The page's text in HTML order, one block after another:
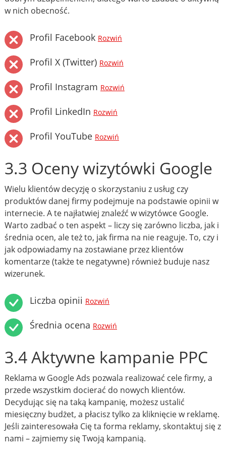
w nich obecność.
Profil Facebook Rozwiń
Profil X (Twitter) Rozwiń
Profil Instagram Rozwiń
Profil LinkedIn Rozwiń
Profil YouTube Rozwiń
3.3 Oceny wizytówki Google
Wielu klientów decyzję o skorzystaniu z usług czy
produktów danej firmy podejmuje na podstawie opinii w
internecie. A te najłatwiej znaleźć w wizytówce Google.
Warto zadbać o ten aspekt – liczy się zarówno liczba, jak i
średnia ocen, ale też to, jak firma na nie reaguje. To, czy i
jak odpowiadamy na zostawiane przez klientów
komentarze (także te negatywne) również buduje nasz
wizerunek.
Liczba opinii Rozwiń
Średnia ocena Rozwiń
3.4 Aktywne kampanie PPC
Reklama w Google Ads pozwala realizować cele firmy, a
przede wszystkim docierać do nowych klientów.
Decydując się na taką kampanię, możesz ustalić
miesięczny budżet, a płacisz tylko za kliknięcie w reklamę.
Jeśli zainteresowała Cię ta forma reklamy, skontaktuj się z
nami – zajmiemy się Twoją kampanią.